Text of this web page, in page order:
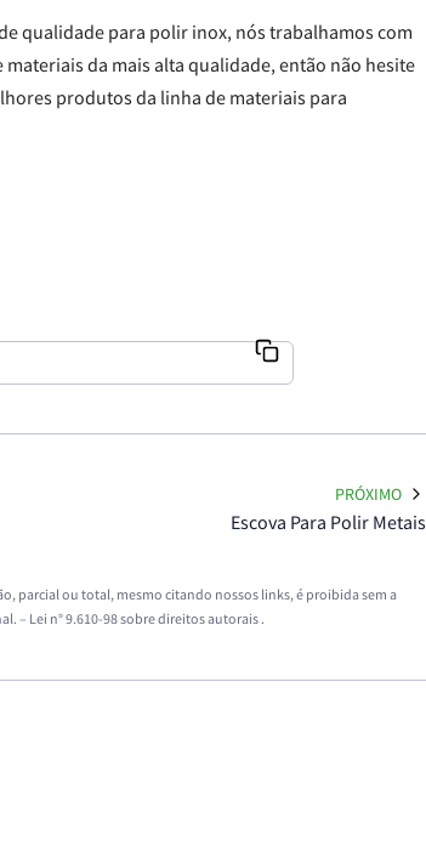
qualidade para polir inox, nós trabalhamos com
da mais alta qualidade, então não hesite
produtos da linha de materiais para
PRÓXIMO
Escova Para Polir Metais
parcial ou total, mesmo citando nossos links, é proibida sem a
– Lei n° 9.610-98 sobre direitos autorais .